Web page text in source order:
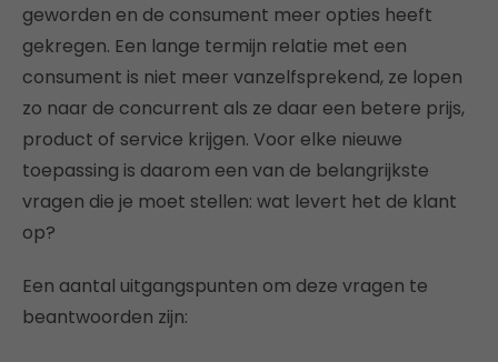
geworden en de consument meer opties heeft
gekregen. Een lange termijn relatie met een
consument is niet meer vanzelfsprekend, ze lopen
zo naar de concurrent als ze daar een betere prijs,
product of service krijgen. Voor elke nieuwe
toepassing is daarom een van de belangrijkste
vragen die je moet stellen: wat levert het de klant
op?
Een aantal uitgangspunten om deze vragen te
beantwoorden zijn: